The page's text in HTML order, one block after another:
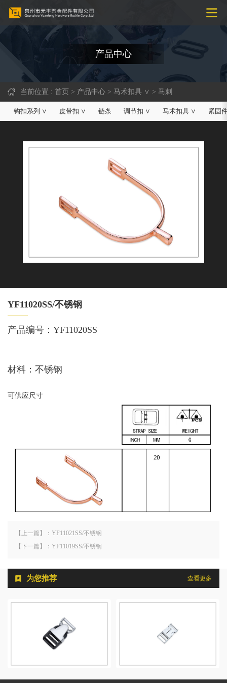
产品中心
当前位置 : 首页 > 产品中心 > 马术扣具 ∨ > 马刺
钩扣系列 ∨ 皮带扣 ∨ 链条 调节扣 ∨ 马术扣具 ∨ 紧固
YF11020SS/不锈钢
产品编号： YF11020SS
材料：不锈钢
可供应尺寸
【上一篇】：YF11021SS/不锈钢
【下一篇】：YF11019SS/不锈钢
为您推荐 查看更多